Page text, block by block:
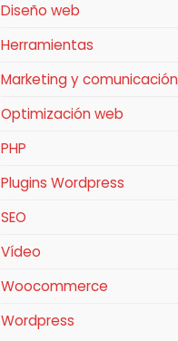
Diseño web
Herramientas
Marketing y comunicación
Optimización web
PHP
Plugins Wordpress
SEO
Vídeo
Woocommerce
Wordpress